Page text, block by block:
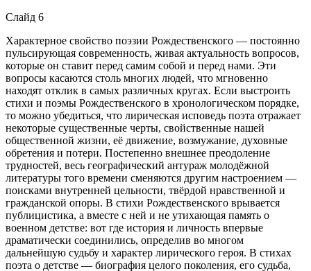
Слайд 6
Характерное свойство поэзии Рождественского — постоянно
пульсирующая современность, живая актуальность вопросов,
которые он ставит перед самим собой и перед нами. Эти
вопросы касаются столь многих людей, что мгновенно
находят отклик в самых различных кругах. Если выстроить
стихи и поэмы Рождественского в хронологическом порядке,
то можно убедиться, что лирическая исповедь поэта отражает
некоторые существенные черты, свойственные нашей
общественной жизни, её движение, возмужание, духовные
обретения и потери. Постепенно внешнее преодоление
трудностей, весь географический антураж молодёжной
литературы того времени сменяются другим настроением —
поисками внутренней цельности, твёрдой нравственной и
гражданской опоры. В стихи Рождественского врывается
публицистика, а вместе с ней и не утихающая память о
военном детстве: вот где история и личность впервые
драматически соединились, определив во многом
дальнейшую судьбу и характер лирического героя. В стихах
поэта о детстве — биография целого поколения, его судьба,